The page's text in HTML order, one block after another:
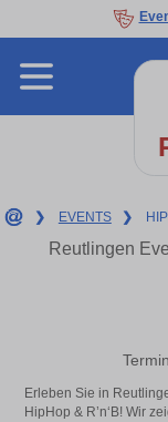
❯ EVENTS ❯
Reutlingen
Erleben Sie in
HipHop & R’n‘B! Wir